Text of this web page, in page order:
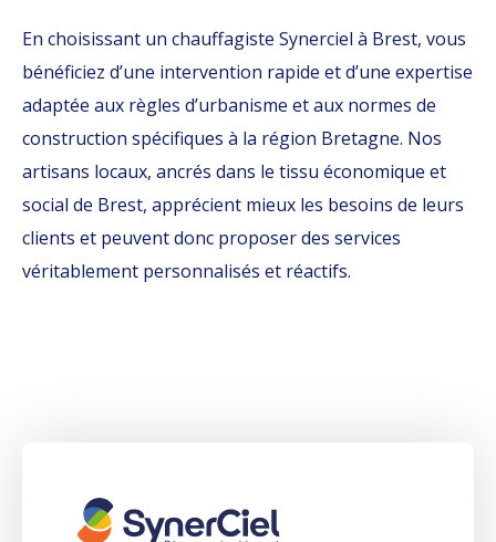
En choisissant un chauffagiste Synerciel à Brest, vous
bénéficiez d’une intervention rapide et d’une expertise
adaptée aux règles d’urbanisme et aux normes de
construction spécifiques à la région Bretagne. Nos
artisans locaux, ancrés dans le tissu économique et
social de Brest, apprécient mieux les besoins de leurs
clients et peuvent donc proposer des services
véritablement personnalisés et réactifs.